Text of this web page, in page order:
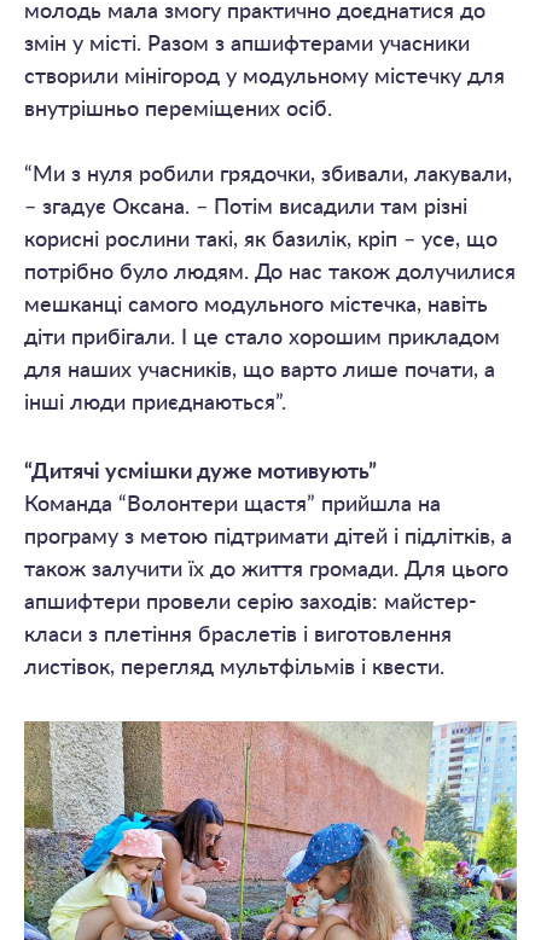
молодь мала змогу практично доєднатися до
змін у місті. Разом з апшифтерами учасники
створили мінігород у модульному містечку для
внутрішньо переміщених осіб.
“Ми з нуля робили грядочки, збивали, лакували,
– згадує Оксана. – Потім висадили там різні
корисні рослини такі, як базилік, кріп – усе, що
потрібно було людям. До нас також долучилися
мешканці самого модульного містечка, навіть
діти прибігали. І це стало хорошим прикладом
для наших учасників, що варто лише почати, а
інші люди приєднаються”.
“Дитячі усмішки дуже мотивують”
Команда “Волонтери щастя” прийшла на
програму з метою підтримати дітей і підлітків, а
також залучити їх до життя громади. Для цього
апшифтери провели серію заходів: майстер-
класи з плетіння браслетів і виготовлення
листівок, перегляд мультфільмів і квести.